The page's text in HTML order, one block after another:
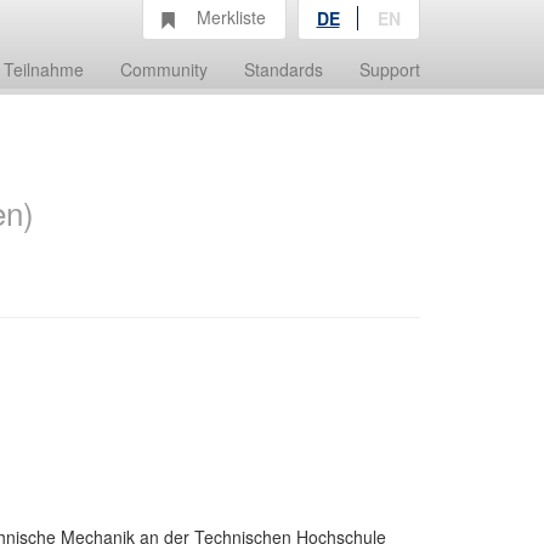
Teilnahme Community Standards Support
Merkliste DE EN
Mechanik an der Technischen Hochschule